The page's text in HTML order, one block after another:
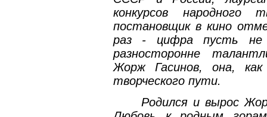
конкурсов народного
постановщик в кино
раз - цифра пусть не
разносторонне
Жорж Гасинов, она,
творческого пути.
Родился и вырос